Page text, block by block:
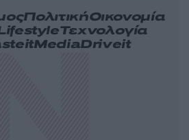
ΠολιτικήΟικονομία
Τεχνολογία
MediaDriveit